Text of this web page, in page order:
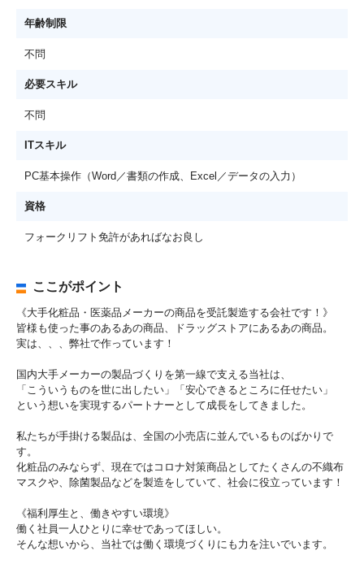
年齢制限
不問
必要スキル
不問
ITスキル
PC基本操作（Word／書類の作成、Excel／データの入力）
資格
フォークリフト免許があればなお良し
ここがポイント
《大手化粧品・医薬品メーカーの商品を受託製造する会社です！》
皆様も使った事のあるあの商品、ドラッグストアにあるあの商品。
実は、、、弊社で作っています！
国内大手メーカーの製品づくりを第一線で支える当社は、
「こういうものを世に出したい」「安心できるところに任せたい」
という想いを実現するパートナーとして成長をしてきました。
私たちが手掛ける製品は、全国の小売店に並んでいるものばかりで
す。
化粧品のみならず、現在ではコロナ対策商品としてたくさんの不織布
マスクや、除菌製品などを製造をしていて、社会に役立っています！
《福利厚生と、働きやすい環境》
働く社員一人ひとりに幸せであってほしい。
そんな想いから、当社では働く環境づくりにも力を注いでいます。